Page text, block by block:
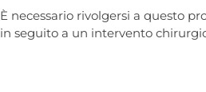
È necessario rivolgersi a questo
in seguito a un intervento